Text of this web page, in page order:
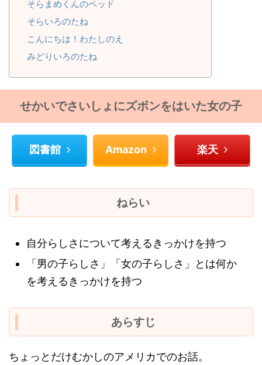
５歳４月 ５歳６月
３歳５月 ４歳５月
そらまめくんのベッド
そらいろのたね
こんにちは！わたしのえ
みどりいろのたね
せかいでさいしょにズボンをはいた女の子
図書館 Amazon 楽天
ねらい
自分らしさについて考えるきっかけを持つ
「男の子らしさ」「女の子らしさ」とは何か
を考えるきっかけを持つ
あらすじ
ちょっとだけむかしのアメリカでのお話。